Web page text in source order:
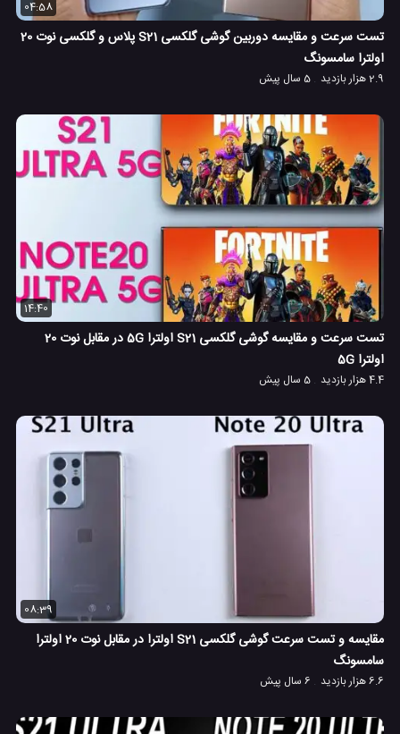
04:58
تست سرعت و مقایسه دوربین گوشی گلکسی S21 پلاس و گلکسی نوت 20
اولترا سامسونگ
2.9 هزار بازدید 5 سال پیش
14:40
تست سرعت و مقایسه گوشی گلکسی S21 اولترا 5G در مقابل نوت 20
اولترا 5G
4.4 هزار بازدید 5 سال پیش
08:39
مقایسه و تست سرعت گوشی گلکسی S21 اولترا در مقابل نوت 20 اولترا
سامسونگ
6.6 هزار بازدید 6 سال پیش